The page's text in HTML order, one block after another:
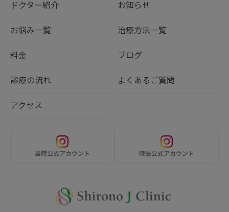
ドクター紹介 お知らせ
お悩み一覧 治療方法一覧
料金 ブログ
診療の流れ よくあるご質問
アクセス
当院公式アカウント 院長公式アカウント